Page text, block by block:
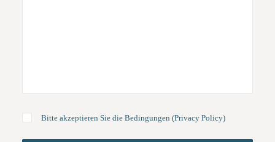
Bitte akzeptieren Sie die Bedingungen (Privacy Policy)